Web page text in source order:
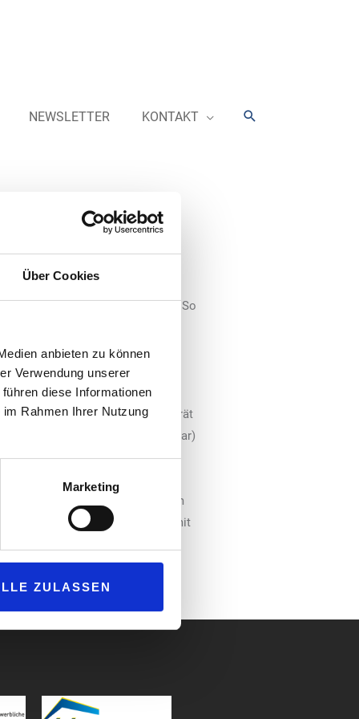
Über Cookies
anbieten zu können
Verwendung unserer
diese Informationen
Rahmen Ihrer Nutzung
Marketing
ZULASSEN
NEWSLETTER KONTAKT Suchen
, Pflege- und Wartungsservice. So
Mattenreinigern und
sowie ein kalibriertes und
Wasser. Der Vorteil: Sie sind
Geräte die gesetzlichen
kalibrierte Reifendruckprüfgerät
Kunden den Druck (bis zu 8 bar)
Messung und Korrektur des
separaten Wasserkannen
der Geräte kann vom
jederzeit möglich. Sie können mit